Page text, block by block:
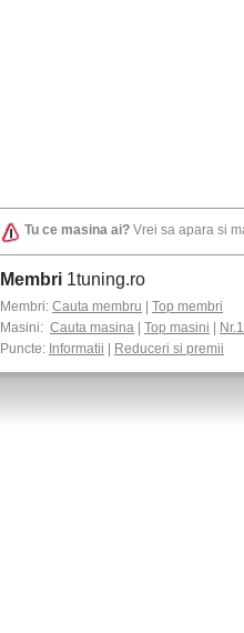
Tu ce masina ai? Vrei sa apara si
Membri 1tuning.ro
Membri: Cauta membru
Top membri
Masini: Cauta masina Top masini
Nr.1
Puncte: Informatii Reduceri si premii